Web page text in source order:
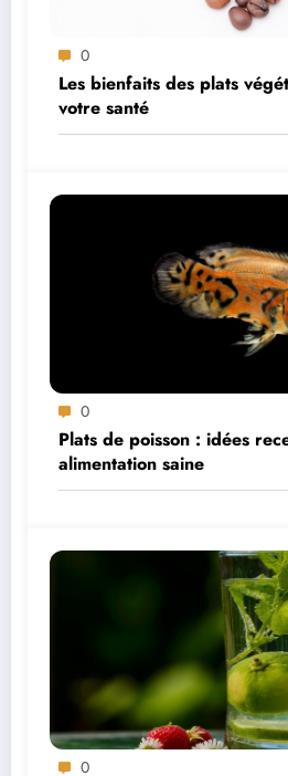
0
Les bienfaits des plats
votre santé
0
Plats de poisson : idées
alimentation saine
0